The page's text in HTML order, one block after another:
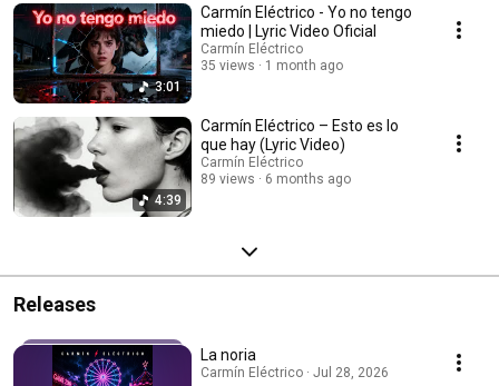
3:01
Carmín Eléctrico - Yo no tengo
miedo | Lyric Video Oficial
Carmín Eléctrico
35 views
1 month ago
4:39
Carmín Eléctrico – Esto es lo
que hay (Lyric Video)
Carmín Eléctrico
89 views
6 months ago
Releases
La noria
Carmín Eléctrico · Jul 28, 2026